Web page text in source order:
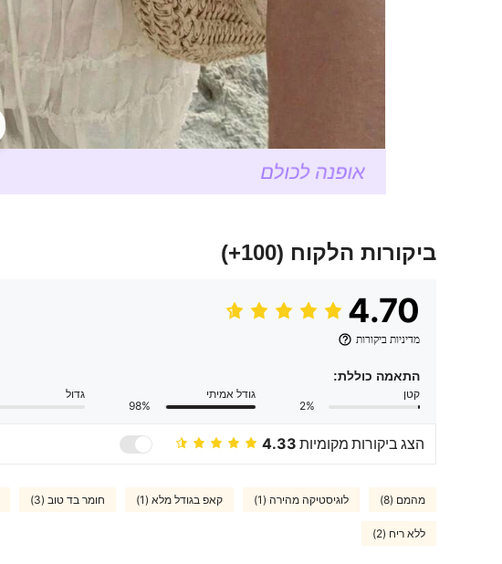
ביקורות הלקוח (100+)
4.70
מדיניות ביקורות
התאמה כוללת:
קטן
2%
גודל אמיתי
98%
גדול
הצג ביקורות מקומיות 4.33
מהמם (8) לוגיסטיקה מהירה (1) קאפ בגודל מלא (1) חומר בד טוב (3)
ללא ריח (2)